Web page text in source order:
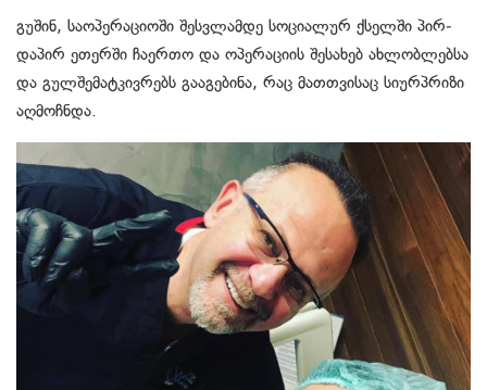
გუ­შინ, სა­ო­პე­რა­ცი­ო­ში შეს­ვლამ­დე სო­ცი­ა­ლურ ქსელ­ში პირ­
და­პირ ეთერ­ში ჩა­ერ­თო და ოპე­რა­ცი­ის შე­სა­ხებ ახ­ლობ­ლებ­სა
და გულ­შე­მატ­კივ­რებს გა­ა­გე­ბი­ნა, რაც მათ­თვი­საც სი­ურპრი­ზი
აღ­მოჩ­ნდა.